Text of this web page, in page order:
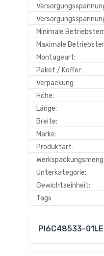
Minimale
Maximale
Montageart:
Paket / Koffer:
Verpackung:
Höhe:
Länge:
Breite:
Marke:
Produktart:
Unterkategorie:
Gewichtseinheit:
Tags
PI6C48533-